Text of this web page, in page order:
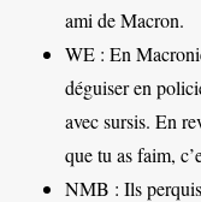
ami de Macron.
WE : En
déguiser en
avec sursis. En
que tu as faim,
NMB : Ils